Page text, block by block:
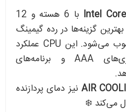
Intel
با 6 هسته و 12
گزینه‌ها در رده گیمینگ
اقتصادی-حرفه‌ای محسوب می‌شود. این CPU عملکرد
عالی در اجرای بازی‌های AAA و برنامه‌های
AIR نیز دمای پردازنده
می‌کند ❄️